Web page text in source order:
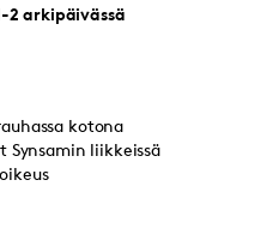
2 arkipäivässä
kotona
Synsamin liikkeissä